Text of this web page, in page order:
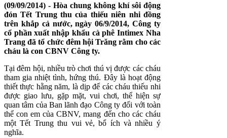
(09/09/2014) - Hòa chung không khí sôi động
đón Tết Trung thu của thiếu niên nhi đồng
trên khắp cả nước, ngày 06/9/2014, Công ty
cổ phần xuất nhập khẩu cà phê Intimex Nha
Trang đã tổ chức đêm hội Trăng rằm cho các
cháu là con CBNV Công ty.
Tại đêm hội, nhiều trò chơi thú vị được các cháu
tham gia nhiệt tình, hứng thú. Đây là hoạt động
thiết thực hằng năm, là dịp để các cháu thiếu nhi
được giao lưu, gặp mặt, vui chơi, thể hiện sự
quan tâm của Ban lãnh đạo Công ty đối với toàn
thể con em của CBNV, mang đến cho các cháu
một Tết Trung thu vui vẻ, bổ ích và nhiều ý
nghĩa.